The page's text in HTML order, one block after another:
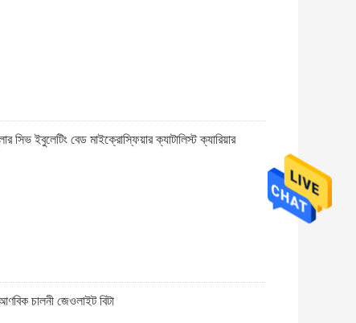
ইবুলেটিং বেড মাইক্রোস্ফিয়ার ক্যাটালিস্ট ক্যারিয়ার
চালনী জেওলাইট বিটা